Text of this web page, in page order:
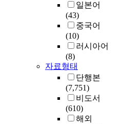
일본어
(43)
중국어
(10)
러시아어
(8)
자료형태
단행본
(7,751)
비도서
(610)
해외